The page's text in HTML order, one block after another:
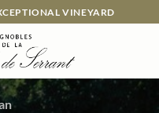
VINEYARD